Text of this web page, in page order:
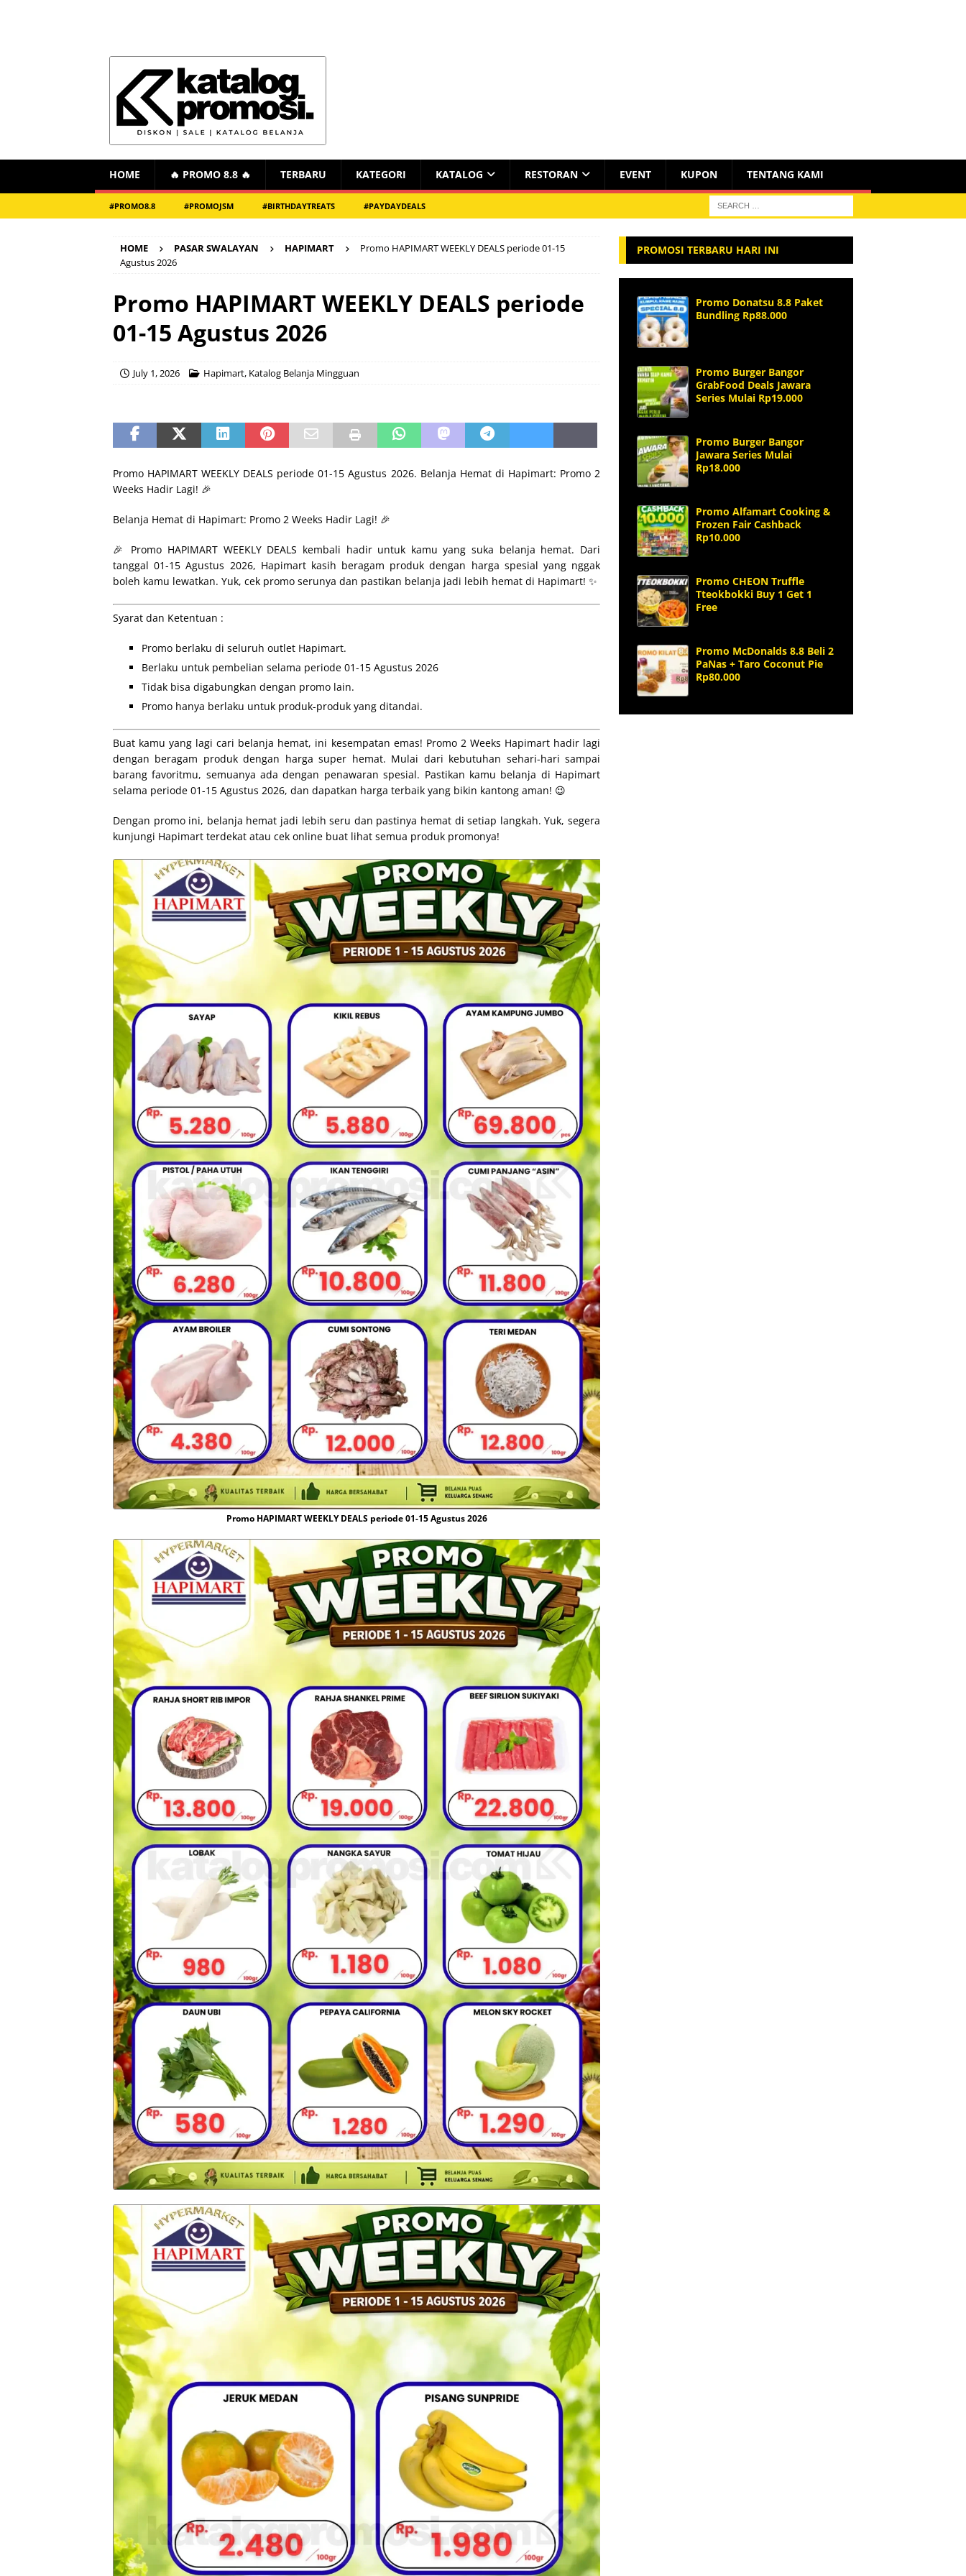
HOME 🔥 PROMO 8.8 🔥 TERBARU KATEGORI KATALOG RESTORAN EVENT KUPON TENTANG KAMI
#PROMO8.8 #PROMOJSM #BIRTHDAYTREATS #PAYDAYDEALS
HOME PASAR SWALAYAN HAPIMART
Promo HAPIMART WEEKLY DEALS periode 01-15
Agustus 2026
Promo HAPIMART WEEKLY DEALS periode
01-15 Agustus 2026
July 1, 2026 Hapimart, Katalog Belanja Mingguan
Promo HAPIMART WEEKLY DEALS periode 01-15 Agustus 2026. Belanja Hemat di Hapimart: Promo 2
Weeks Hadir Lagi! 🎉
Belanja Hemat di Hapimart: Promo 2 Weeks Hadir Lagi! 🎉
🎉 Promo HAPIMART WEEKLY DEALS kembali hadir untuk kamu yang suka belanja hemat. Dari
tanggal 01-15 Agustus 2026, Hapimart kasih beragam produk dengan harga spesial yang nggak
boleh kamu lewatkan. Yuk, cek promo serunya dan pastikan belanja jadi lebih hemat di Hapimart! ✨
Syarat dan Ketentuan :
Promo berlaku di seluruh outlet Hapimart.
Berlaku untuk pembelian selama periode 01-15 Agustus 2026
Tidak bisa digabungkan dengan promo lain.
Promo hanya berlaku untuk produk-produk yang ditandai.
Buat kamu yang lagi cari belanja hemat, ini kesempatan emas! Promo 2 Weeks Hapimart hadir lagi
dengan beragam produk dengan harga super hemat. Mulai dari kebutuhan sehari-hari sampai
barang favoritmu, semuanya ada dengan penawaran spesial. Pastikan kamu belanja di Hapimart
selama periode 01-15 Agustus 2026, dan dapatkan harga terbaik yang bikin kantong aman! 😉
Dengan promo ini, belanja hemat jadi lebih seru dan pastinya hemat di setiap langkah. Yuk, segera
kunjungi Hapimart terdekat atau cek online buat lihat semua produk promonya!
Promo HAPIMART WEEKLY DEALS periode 01-15 Agustus 2026
PROMOSI TERBARU HARI INI
Promo Donatsu 8.8 Paket
Bundling Rp88.000
Promo Burger Bangor
GrabFood Deals Jawara
Series Mulai Rp19.000
Promo Burger Bangor
Jawara Series Mulai
Rp18.000
Promo Alfamart Cooking &
Frozen Fair Cashback
Rp10.000
Promo CHEON Truffle
Tteokbokki Buy 1 Get 1
Free
Promo McDonalds 8.8 Beli 2
PaNas + Taro Coconut Pie
Rp80.000